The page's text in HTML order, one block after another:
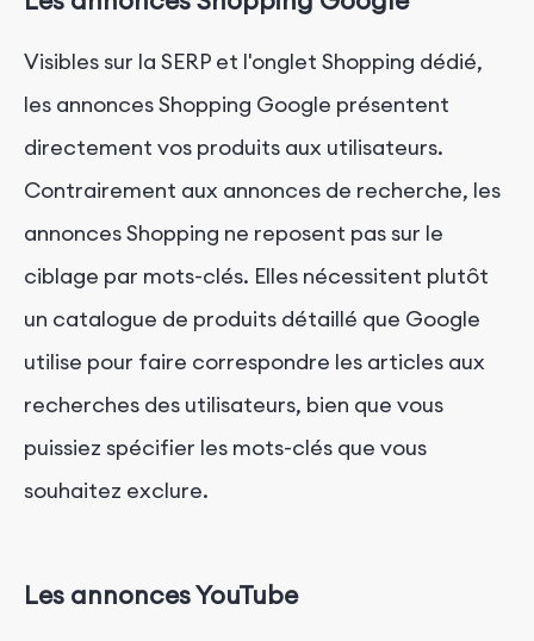
Visibles sur la SERP et l'onglet Shopping dédié,
les annonces Shopping Google présentent
directement vos produits aux utilisateurs.
Contrairement aux annonces de recherche, les
annonces Shopping ne reposent pas sur le
ciblage par mots-clés. Elles nécessitent plutôt
un catalogue de produits détaillé que Google
utilise pour faire correspondre les articles aux
recherches des utilisateurs, bien que vous
puissiez spécifier les mots-clés que vous
souhaitez exclure.
Les annonces YouTube